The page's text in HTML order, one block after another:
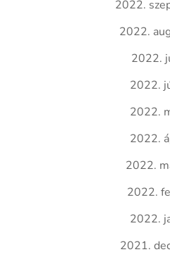
2022.
2022.
2022.
2022.
2022.
2022.
2022.
2022.
2022.
2021.